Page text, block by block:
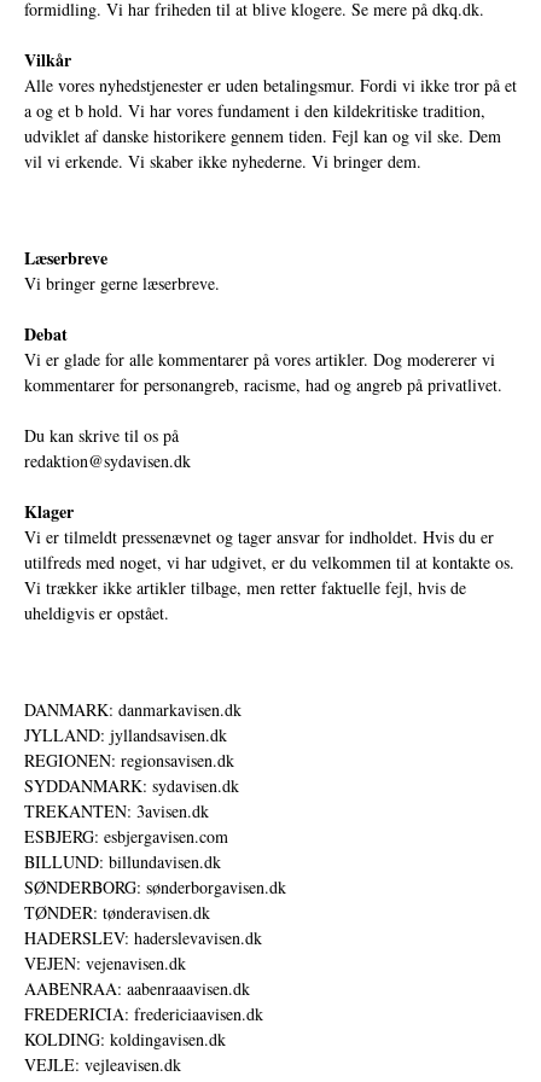
formidling. Vi har friheden til at blive klogere. Se mere på dkq.dk.
Vilkår
Alle vores nyhedstjenester er uden betalingsmur. Fordi vi ikke tror på et
a og et b hold. Vi har vores fundament i den kildekritiske tradition,
udviklet af danske historikere gennem tiden. Fejl kan og vil ske. Dem
vil vi erkende. Vi skaber ikke nyhederne. Vi bringer dem.
Læserbreve
Vi bringer gerne læserbreve.
Debat
Vi er glade for alle kommentarer på vores artikler. Dog modererer vi
kommentarer for personangreb, racisme, had og angreb på privatlivet.
Du kan skrive til os på
redaktion@sydavisen.dk
Klager
Vi er tilmeldt pressenævnet og tager ansvar for indholdet. Hvis du er
utilfreds med noget, vi har udgivet, er du velkommen til at kontakte os.
Vi trækker ikke artikler tilbage, men retter faktuelle fejl, hvis de
uheldigvis er opstået.
DANMARK: danmarkavisen.dk
JYLLAND: jyllandsavisen.dk
REGIONEN: regionsavisen.dk
SYDDANMARK: sydavisen.dk
TREKANTEN: 3avisen.dk
ESBJERG: esbjergavisen.com
BILLUND: billundavisen.dk
SØNDERBORG: sønderborgavisen.dk
TØNDER: tønderavisen.dk
HADERSLEV: haderslevavisen.dk
VEJEN: vejenavisen.dk
AABENRAA: aabenraaavisen.dk
FREDERICIA: fredericiaavisen.dk
KOLDING: koldingavisen.dk
VEJLE: vejleavisen.dk